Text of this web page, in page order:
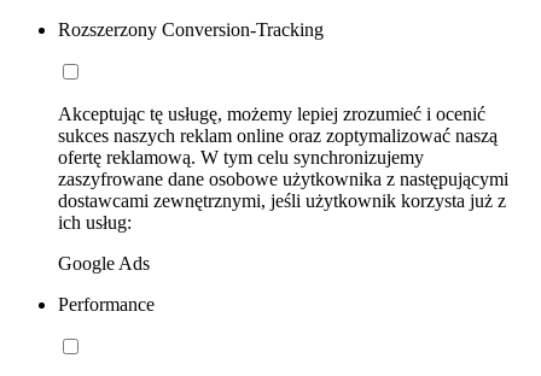
Rozszerzony Conversion-Tracking
Akceptując tę usługę, możemy lepiej zrozumieć i ocenić
sukces naszych reklam online oraz zoptymalizować naszą
ofertę reklamową. W tym celu synchronizujemy
zaszyfrowane dane osobowe użytkownika z następującymi
dostawcami zewnętrznymi, jeśli użytkownik korzysta już z
ich usług:
Google Ads
Performance